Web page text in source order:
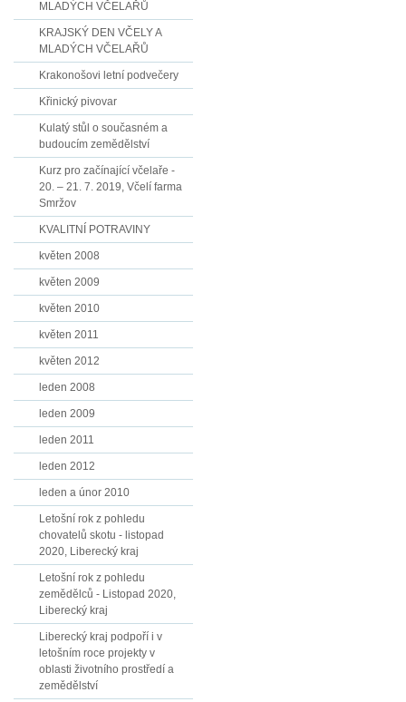
MLADÝCH VČELAŘŮ
KRAJSKÝ DEN VČELY A
MLADÝCH VČELAŘŮ
Krakonošovi letní podvečery
Křinický pivovar
Kulatý stůl o současném a
budoucím zemědělství
Kurz pro začínající včelaře -
20. – 21. 7. 2019, Včelí farma
Smržov
KVALITNÍ POTRAVINY
květen 2008
květen 2009
květen 2010
květen 2011
květen 2012
leden 2008
leden 2009
leden 2011
leden 2012
leden a únor 2010
Letošní rok z pohledu
chovatelů skotu - listopad
2020, Liberecký kraj
Letošní rok z pohledu
zemědělců - Listopad 2020,
Liberecký kraj
Liberecký kraj podpoří i v
letošním roce projekty v
oblasti životního prostředí a
zemědělství